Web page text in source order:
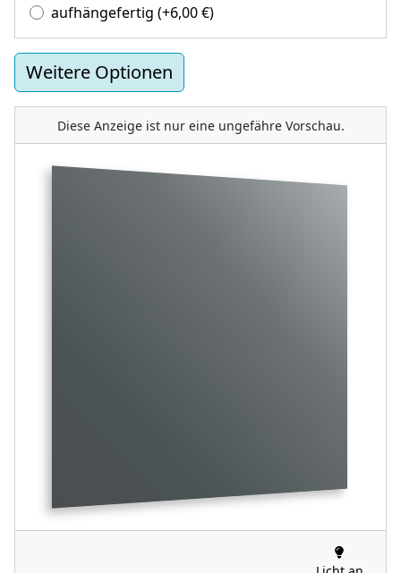
aufhängefertig (+6,00€)
Weitere Optionen
Diese Anzeige ist nur eine ungefähre Vorschau.